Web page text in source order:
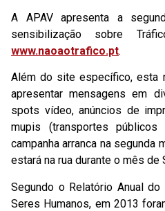
A APAV apresenta a
sensibilização sobre
www.naoaotrafico.pt.
Além do site específico, esta
apresentar mensagens em
spots vídeo, anúncios de
mupis (transportes
campanha arranca na
estará na rua durante o mês de
Segundo o Relatório Anual
Seres Humanos, em 2013